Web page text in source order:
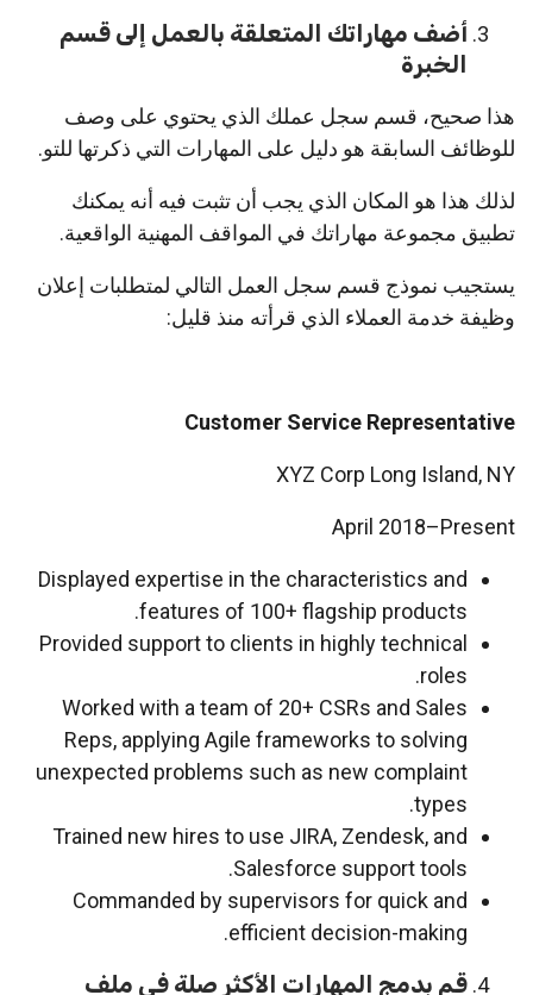
أضف مهاراتك المتعلقة بالعمل إلى قسم
الخبرة
هذا صحيح، قسم سجل عملك الذي يحتوي على وصف
للوظائف السابقة هو دليل على المهارات التي ذكرتها للتو.
لذلك هذا هو المكان الذي يجب أن تثبت فيه أنه يمكنك
تطبيق مجموعة مهاراتك في المواقف المهنية الواقعية.
يستجيب نموذج قسم سجل العمل التالي لمتطلبات إعلان
وظيفة خدمة العملاء الذي قرأته منذ قليل:
Customer Service Representative
XYZ Corp Long Island, NY
April 2018–Present
Displayed expertise in the characteristics and
features of 100+ flagship products.
Provided support to clients in highly technical
roles.
Worked with a team of 20+ CSRs and Sales
Reps, applying Agile frameworks to solving
unexpected problems such as new complaint
types.
Trained new hires to use JIRA, Zendesk, and
Salesforce support tools.
Commanded by supervisors for quick and
efficient decision-making.
قم بدمج المهارات الأكثر صلة في ملف